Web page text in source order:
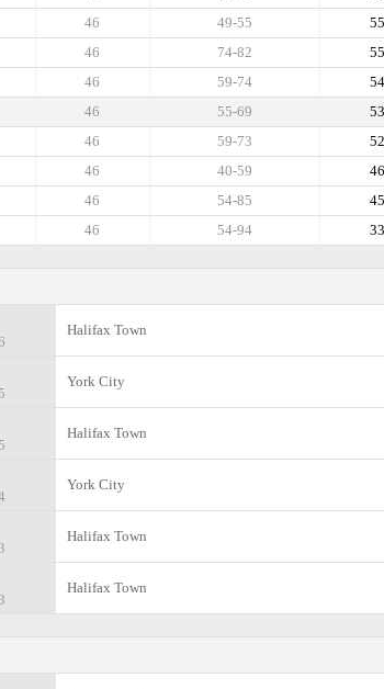
55
49-55
46
55
74-82
46
54
59-74
46
53
55-69
46
52
59-73
46
46
40-59
46
45
54-85
46
33
54-94
46
Halifax Town
York City
Halifax Town
York City
Halifax Town
Halifax Town